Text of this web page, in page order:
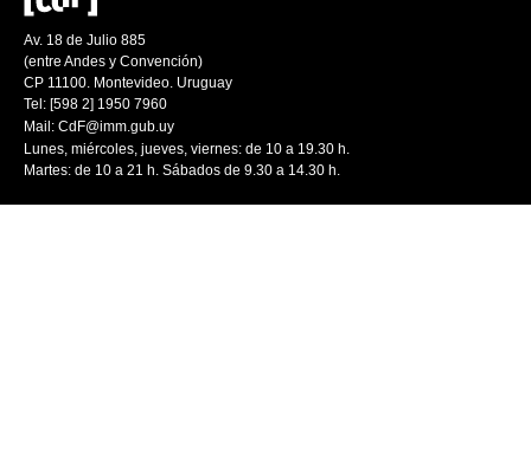
Av. 18 de Julio 885
(entre Andes y Convención)
CP 11100. Montevideo. Uruguay
Tel: [598 2] 1950 7960
Mail: CdF@imm.gub.uy
Lunes, miércoles, jueves, viernes: de 10 a 19.30 h.
Martes: de 10 a 21 h. Sábados de 9.30 a 14.30 h.